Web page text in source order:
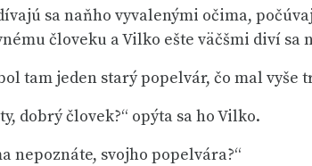
sa naňho vyvalenými očima,
človeku a Vilko ešte väčšmi diví sa
tam jeden starý popelvár, čo mal vyše
dobrý človek?“ opýta sa ho Vilko.
nepoznáte, svojho popelvára?“